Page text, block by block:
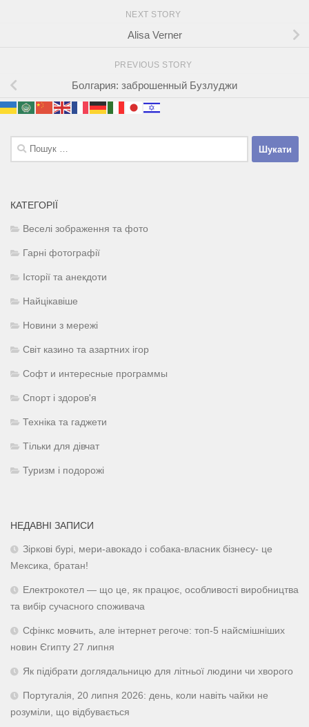
NEXT STORY
Alisa Verner
PREVIOUS STORY
Болгария: заброшенный Бузлуджи
Пошук:
КАТЕГОРІЇ
Веселі зображення та фото
Гарні фотографії
Історії та анекдоти
Найцікавіше
Новини з мережі
Світ казино та азартних ігор
Софт и интересные программы
Спорт і здоров'я
Техніка та гаджети
Тільки для дівчат
Туризм і подорожі
НЕДАВНІ ЗАПИСИ
Зіркові бурі, мери-авокадо і собака-власник бізнесу- це
Мексика, братан!
Електрокотел — що це, як працює, особливості виробництва
та вибір сучасного споживача
Сфінкс мовчить, але інтернет регоче: топ-5 найсмішніших
новин Єгипту 27 липня
Як підібрати доглядальницю для літньої людини чи хворого
Португалія, 20 липня 2026: день, коли навіть чайки не
розуміли, що відбувається